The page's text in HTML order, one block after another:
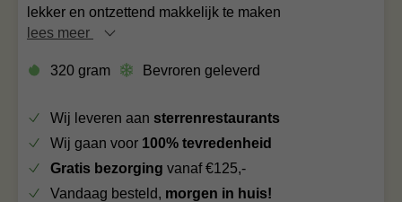
lekker en ontzettend makkelijk te maken
lees meer
320 gram Bevroren geleverd
Wij leveren aan sterrenrestaurants
Wij gaan voor 100% tevredenheid
Gratis bezorging vanaf €125,-
Vandaag besteld, morgen in huis!